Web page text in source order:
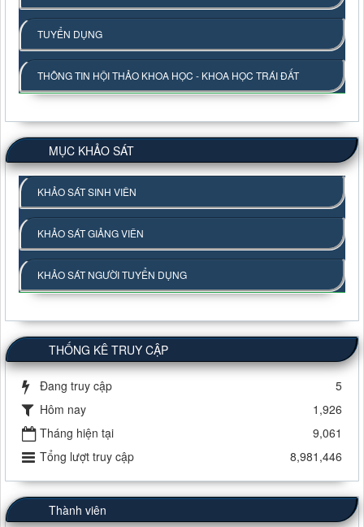
TUYỂN DỤNG
THÔNG TIN HỘI THẢO KHOA HỌC - KHOA HỌC TRÁI ĐẤT
MỤC KHẢO SÁT
KHẢO SÁT SINH VIÊN
KHẢO SÁT GIẢNG VIÊN
KHẢO SÁT NGƯỜI TUYỂN DỤNG
THỐNG KÊ TRUY CẬP
Đang truy cập
5
Hôm nay
1,926
Tháng hiện tại
9,061
Tổng lượt truy cập
8,981,446
Thành viên